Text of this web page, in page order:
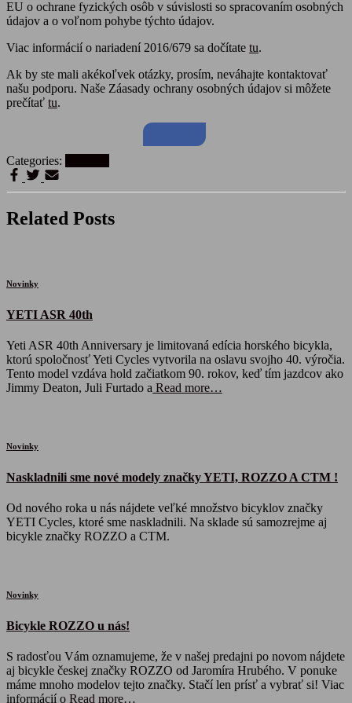
EU o ochrane fyzických osôb v súvislosti so spracovaním osobných
údajov a o voľnom pohybe týchto údajov.
Viac informácií o nariadení 2016/679 sa dočítate tu.
Ak by ste mali akékoľvek otázky, prosím, neváhajte kontaktovať
našu podporu. Naše Záasady ochrany osobných údajov si môžete
prečítať tu.
Categories:
Related Posts
Novinky
YETI ASR 40th
​Yeti ASR 40th Anniversary je limitovaná edícia horského bicykla,
ktorú spoločnosť Yeti Cycles vytvorila na oslavu svojho 40. výročia.
Tento model vzdáva hold začiatkom 90. rokov, keď tím jazdcov ako
Jimmy Deaton, Juli Furtado a Read more…
Novinky
Naskladnili sme nové modely značky YETI, ROZZO A CTM !
Od nového roka u nás nájdete veľké množstvo bicyklov značky
YETI Cycles, ktoré sme naskladnili. Na sklade sú samozrejme aj
bicykle značky ROZZO a CTM.
Novinky
Bicykle ROZZO u nás!
S radosťou Vám oznamujeme, že v našej predajni po novom nájdete
aj bicykle českej značky ROZZO od Jaromíra Hrubého. V ponuke
máme mnoho modelov tejto značky. Stačí len prísť a vybrať si! Viac
informácií o Read more…